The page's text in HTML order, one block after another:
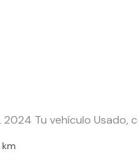
2024 Tu vehículo
km